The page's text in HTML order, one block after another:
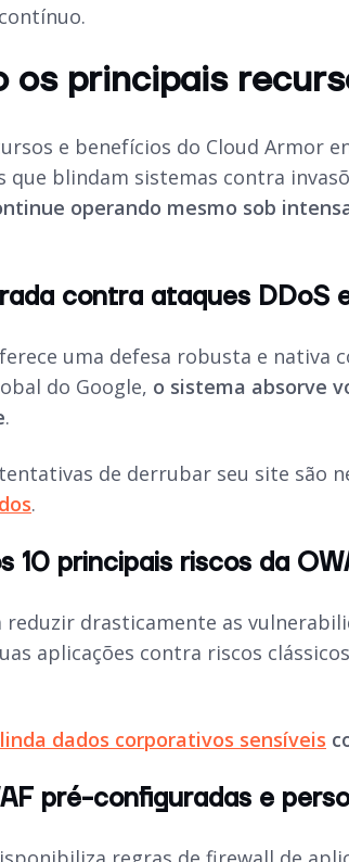
os principais
e benefícios do Cloud Armor
que blindam sistemas contra
operando mesmo sob
contra ataques DDoS
uma defesa robusta e nativa
do Google, o sistema absorve
.
de derrubar seu site são
.
10 principais riscos da
reduzir drasticamente as
aplicações contra riscos
dados corporativos sensíveis
pré-configuradas e